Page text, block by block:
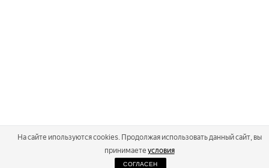
На сайте ипользуются cookies. Продолжая использовать данный сайт, вы
принимаете условия
СОГЛАСЕН